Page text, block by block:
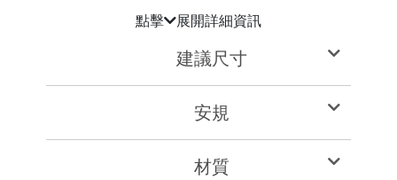
點擊 展開詳細資訊
建議尺寸
安規
材質